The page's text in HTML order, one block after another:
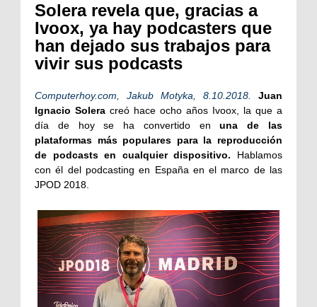
Solera revela que, gracias a
Ivoox, ya hay podcasters que
han dejado sus trabajos para
vivir sus podcasts
Computerhoy.com, Jakub Motyka, 8.10.2018. Juan
Ignacio Solera creó hace ocho años Ivoox, la que a
día de hoy se ha convertido enuna de las
plataformas más populares para la reproducción
de podcasts en cualquier dispositivo. Hablamos
con él del podcasting en España en el marco de las
JPOD 2018.